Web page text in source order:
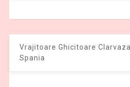
Vrajitoare Ghicitoare
Spania